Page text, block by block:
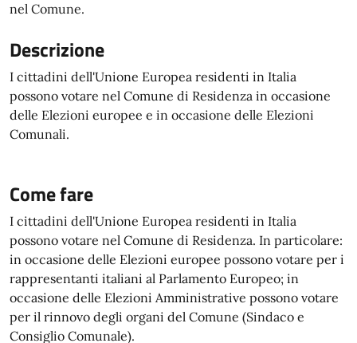
nel Comune.
Descrizione
I cittadini dell'Unione Europea residenti in Italia
possono votare nel Comune di Residenza in occasione
delle Elezioni europee e in occasione delle Elezioni
Comunali.
Come fare
I cittadini dell'Unione Europea residenti in Italia
possono votare nel Comune di Residenza. In particolare:
in occasione delle Elezioni europee possono votare per i
rappresentanti italiani al Parlamento Europeo; in
occasione delle Elezioni Amministrative possono votare
per il rinnovo degli organi del Comune (Sindaco e
Consiglio Comunale).